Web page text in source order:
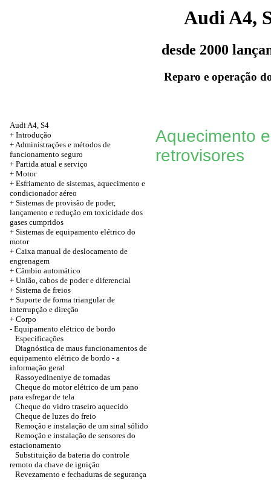
Audi A4,
desde 2000
Reparo e operação
Audi A4, S4
+ Introdução
+Administrações e métodos de
funcionamento seguro
+ Partida atual e serviço
+ Motor
+ Esfriamento de sistemas, aquecimento e
condicionador aéreo
+ Sistemas de provisão de poder,
lançamento e redução em toxicidade dos
gases cumpridos
+ Sistemas de equipamento elétrico do
motor
+ Caixa manual de deslocamento de
engrenagem
+ Câmbio automático
+ União, cabos de poder e diferencial
+ Sistema de freios
+ Suporte de forma triangular de
interrupção e direção
+ Corpo
- Equipamento elétrico de bordo
Especificações
Diagnóstica de maus funcionamentos de
equipamento elétrico de bordo - a
informação geral
Rassoyedineniye de tomadas
Cheque do motor elétrico de um pano
para esfregar de tela
Cheque do vidro traseiro aquecido
Cheque de luzes do freio
Remoção e instalação de um sinal sólido
Remoção e instalação de sensores do
estacionamento
Substituição da bateria do controle
remoto da chave de ignição
Revezamento e fechaduras de segurança
Aquecimento
retrovisores